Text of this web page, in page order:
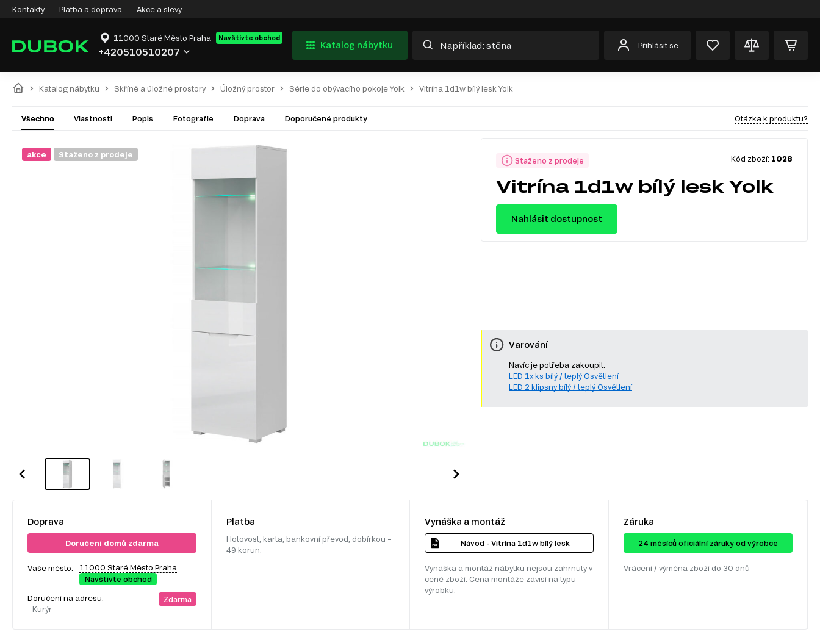
Kontakty Platba a doprava Akce a slevy
11000 Staré Město Praha Navštivte obchod
+420510510207
Katalog nábytku Přihlásit se
Katalog nábytku Skříně a úložné prostory Úložný prostor Série do obývacího pokoje Yolk Vitrína 1d1w bílý lesk Yolk
Všechno Vlastnosti Popis Fotografie Doprava Doporučené produkty Otázka k produktu?
akce Staženo z prodeje
Staženo z prodeje Kód zboží: 1028
Vitrína 1d1w bílý lesk Yolk
Nahlásit dostupnost
Varování
Navíc je potřeba zakoupit:
LED 1x ks bílý / teplý Osvětlení
LED 2 klipsny bílý / teplý Osvětlení
Doprava
Doručení domů zdarma
Vaše město:
11000 Staré Město Praha
Navštivte obchod
Doručení na adresu:
- Kurýr
Zdarma
Platba
Hotovost, karta, bankovní převod, dobírkou –
49 korun.
Vynáška a montáž
Návod - Vitrína 1d1w bílý lesk
Vynáška a montáž nábytku nejsou zahrnuty v
ceně zboží. Cena montáže závisí na typu
výrobku.
Záruka
24 ​​​​měsíců oficiální záruky od výrobce
Vrácení / výměna zboží do 30 dnů